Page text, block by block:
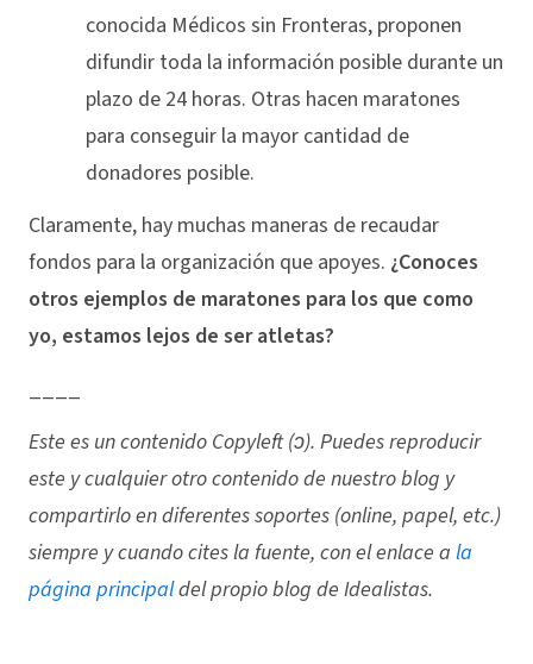
conocida Médicos sin Fronteras, proponen
difundir toda la información posible durante un
plazo de 24 horas. Otras hacen maratones
para conseguir la mayor cantidad de
donadores posible.
Claramente, hay muchas maneras de recaudar
fondos para la organización que apoyes. ¿Conoces
otros ejemplos de maratones para los que como
yo, estamos lejos de ser atletas?
Este es un contenido Copyleft (ↄ). Puedes reproducir
este y cualquier otro contenido de nuestro blog y
compartirlo en diferentes soportes (online, papel, etc.)
siempre y cuando cites la fuente, con el enlace a la
página principaldel propio blog de Idealistas.